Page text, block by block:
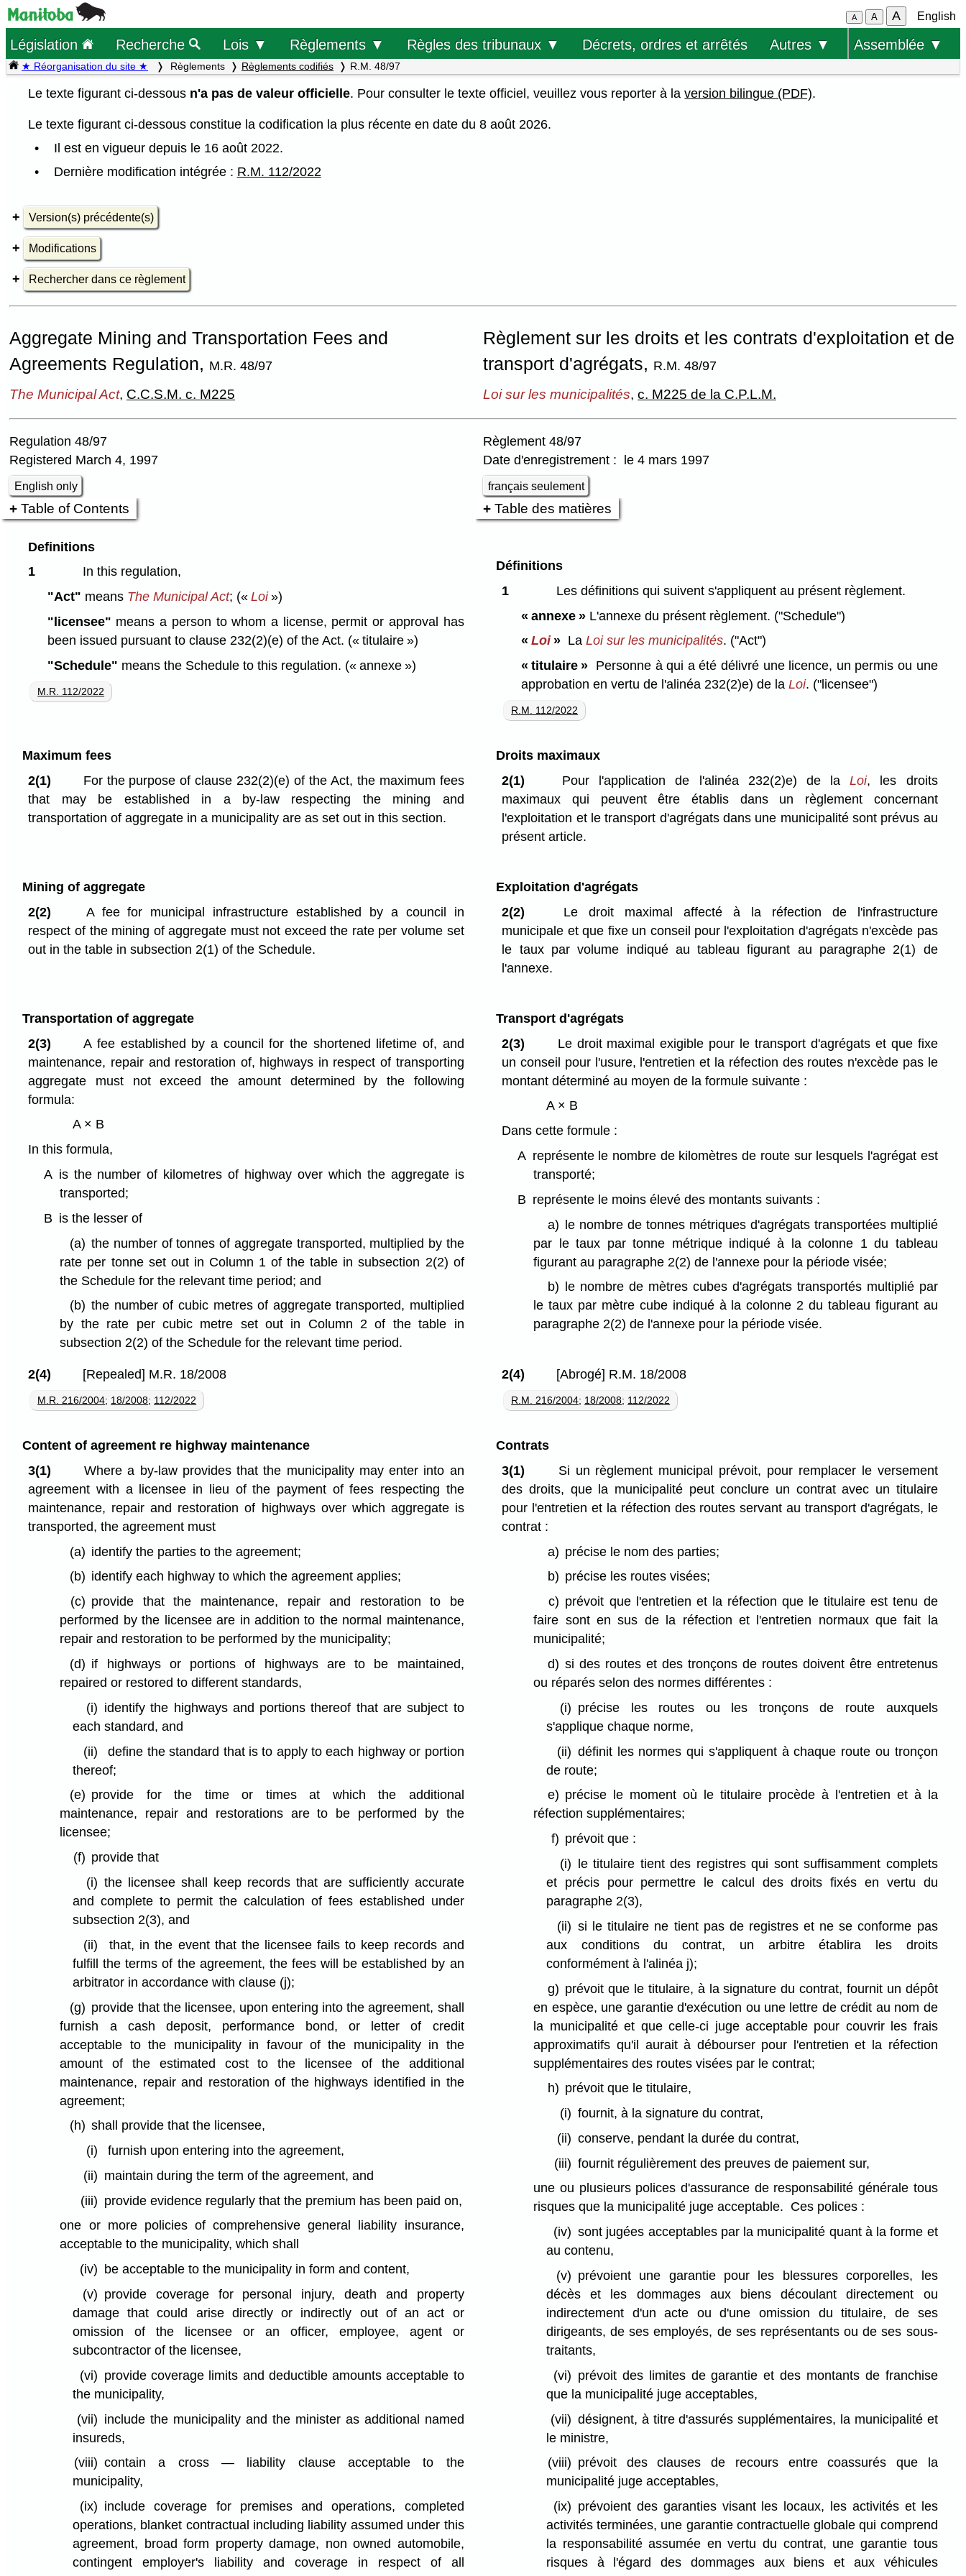
A A A English
Législation Recherche Lois ▼ Règlements ▼ Règles des tribunaux ▼ Décrets, ordres et arrêtés Autres ▼ Assemblée ▼
★ Réorganisation du site ★ Règlements Règlements codifiés R.M. 48/97
Le texte figurant ci-dessous n'a pas de valeur officielle. Pour consulter le texte officiel, veuillez vous reporter à laversion bilingue (PDF).
Le texte figurant ci-dessous constitue la codification la plus récente en date du 8 août 2026.
Il est en vigueur depuis le 16 août 2022.
Dernière modification intégrée : R.M. 112/2022
Version(s) précédente(s)
Modifications
Rechercher dans ce règlement
Aggregate Mining and Transportation Fees and
Agreements Regulation, M.R. 48/97
Règlement sur les droits et les contrats d'exploitation et de
transport d'agrégats, R.M. 48/97
The Municipal Act, C.C.S.M. c. M225 Loi sur les municipalités, c. M225 de la C.P.L.M.
Regulation 48/97
Registered March 4, 1997
English only
Règlement 48/97
Date d'enregistrement : le 4 mars 1997
français seulement
Table of Contents Table des matières
Definitions
1
In this regulation,
"Act" means The Municipal Act; (« Loi»)
"licensee" means a person to whom a license, permit or approval has
been issued pursuant to clause 232(2)⁠(e) of the Act. (« titulaire »)
"Schedule" means the Schedule to this regulation. (« annexe »)
M.R. 112/2022
Définitions
1
Les définitions qui suivent s'appliquent au présent règlement.
« annexe »L'annexe du présent règlement. ("Schedule")
« Loi»La Loi sur les municipalités. ("Act")
« titulaire »Personne à qui a été délivré une licence, un permis ou une
approbation en vertu de l'alinéa 232(2)e) de la Loi. ("licensee")
R.M. 112/2022
Maximum fees
2(1)
For the purpose of clause 232(2)⁠(e) of the Act, the maximum fees
that may be established in a by-law respecting the mining and
transportation of aggregate in a municipality are as set out in this section.
Droits maximaux
2(1)
Pour l'application de l'alinéa 232(2)e) de laLoi, les droits
maximaux qui peuvent être établis dans un règlement concernant
l'exploitation et le transport d'agrégats dans une municipalité sont prévus au
présent article.
Mining of aggregate
2(2)
A fee for municipal infrastructure established by a council in
respect of the mining of aggregate must not exceed the rate per volume set
out in the table in subsection 2(1) of the Schedule.
Exploitation d'agrégats
2(2)
Le droit maximal affecté à la réfection de l'infrastructure
municipale et que fixe un conseil pour l'exploitation d'agrégats n'excède pas
le taux par volume indiqué au tableau figurant au paragraphe 2(1) de
l'annexe.
Transportation of aggregate
2(3)
A fee established by a council for the shortened lifetime of, and
maintenance, repair and restoration of, highways in respect of transporting
aggregate must not exceed the amount determined by the following
formula:
A × B
In this formula,
A is the number of kilometres of highway over which the aggregate is
transported;
B is the lesser of
(a) the number of tonnes of aggregate transported, multiplied by the
rate per tonne set out in Column 1 of the table in subsection 2(2) of
the Schedule for the relevant time period; and
(b) the number of cubic metres of aggregate transported, multiplied
by the rate per cubic metre set out in Column 2 of the table in
subsection 2(2) of the Schedule for the relevant time period.
Transport d'agrégats
2(3)
Le droit maximal exigible pour le transport d'agrégats et que fixe
un conseil pour l'usure, l'entretien et la réfection des routes n'excède pas le
montant déterminé au moyen de la formule suivante :
A × B
Dans cette formule :
A représente le nombre de kilomètres de route sur lesquels l'agrégat est
transporté;
B représente le moins élevé des montants suivants :
a) le nombre de tonnes métriques d'agrégats transportées multiplié
par le taux par tonne métrique indiqué à la colonne 1 du tableau
figurant au paragraphe 2(2) de l'annexe pour la période visée;
b)
le nombre de mètres cubes d'agrégats transportés multiplié par
le taux par mètre cube indiqué à la colonne 2 du tableau figurant au
paragraphe 2(2) de l'annexe pour la période visée.
2(4) [Repealed] M.R. 18/2008
M.R. 216/2004; 18/2008; 112/2022
2(4) [Abrogé] R.M. 18/2008
R.M. 216/2004; 18/2008; 112/2022
Content of agreement re highway maintenance
3(1)
Where a by-law provides that the municipality may enter into an
agreement with a licensee in lieu of the payment of fees respecting the
maintenance, repair and restoration of highways over which aggregate is
transported, the agreement must
(a) identify the parties to the agreement;
(b) identify each highway to which the agreement applies;
(c) provide that the maintenance, repair and restoration to be
performed by the licensee are in addition to the normal maintenance,
repair and restoration to be performed by the municipality;
(d) if highways or portions of highways are to be maintained,
repaired or restored to different standards,
(i) identify the highways and portions thereof that are subject to
each standard, and
(ii)
define the standard that is to apply to each highway or portion
thereof;
(e) provide for the time or times at which the additional
maintenance, repair and restorations are to be performed by the
licensee;
(f) provide that
(i) the licensee shall keep records that are sufficiently accurate
and complete to permit the calculation of fees established under
subsection 2(3), and
(ii)
that, in the event that the licensee fails to keep records and
fulfill the terms of the agreement, the fees will be established by an
arbitrator in accordance with clause (j);
(g) provide that the licensee, upon entering into the agreement, shall
furnish a cash deposit, performance bond, or letter of credit
acceptable to the municipality in favour of the municipality in the
amount of the estimated cost to the licensee of the additional
maintenance, repair and restoration of the highways identified in the
agreement;
(h) shall provide that the licensee,
(i)
furnish upon entering into the agreement,
(ii) maintain during the term of the agreement, and
(iii) provide evidence regularly that the premium has been paid on,
one or more policies of comprehensive general liability insurance,
acceptable to the municipality, which shall
(iv) be acceptable to the municipality in form and content,
(v) provide coverage for personal injury, death and property
damage that could arise directly or indirectly out of an act or
omission of the licensee or an officer, employee, agent or
subcontractor of the licensee,
(vi) provide coverage limits and deductible amounts acceptable to
the municipality,
(vii) include the municipality and the minister as additional named
insureds,
(viii) contain a cross — liability clause acceptable to the
municipality,
(ix) include coverage for premises and operations, completed
operations, blanket contractual including liability assumed under this
agreement, broad form property damage, non owned automobile,
contingent employer's liability and coverage in respect of all
Contrats
3(1)
Si un règlement municipal prévoit, pour remplacer le versement
des droits, que la municipalité peut conclure un contrat avec un titulaire
pour l'entretien et la réfection des routes servant au transport d'agrégats, le
contrat :
a) précise le nom des parties;
b) précise les routes visées;
c) prévoit que l'entretien et la réfection que le titulaire est tenu de
faire sont en sus de la réfection et l'entretien normaux que fait la
municipalité;
d) si des routes et des tronçons de routes doivent être entretenus
ou réparés selon des normes différentes :
(i) précise les routes ou les tronçons de route auxquels
s'applique chaque norme,
(ii) définit les normes qui s'appliquent à chaque route ou tronçon
de route;
e) précise le moment où le titulaire procède à l'entretien et à la
réfection supplémentaires;
f) prévoit que :
(i) le titulaire tient des registres qui sont suffisamment complets
et précis pour permettre le calcul des droits fixés en vertu du
paragraphe 2(3),
(ii) si le titulaire ne tient pas de registres et ne se conforme pas
aux conditions du contrat, un arbitre établira les droits
conformément à l'alinéa j);
g) prévoit que le titulaire, à la signature du contrat, fournit un dépôt
en espèce, une garantie d'exécution ou une lettre de crédit au nom de
la municipalité et que celle-ci juge acceptable pour couvrir les frais
approximatifs qu'il aurait à débourser pour l'entretien et la réfection
supplémentaires des routes visées par le contrat;
h) prévoit que le titulaire,
(i) fournit, à la signature du contrat,
(ii) conserve, pendant la durée du contrat,
(iii) fournit régulièrement des preuves de paiement sur,
une ou plusieurs polices d'assurance de responsabilité générale tous
risques que la municipalité juge acceptable. Ces polices :
(iv) sont jugées acceptables par la municipalité quant à la forme et
au contenu,
(v) prévoient une garantie pour les blessures corporelles, les
décès et les dommages aux biens découlant directement ou
indirectement d'un acte ou d'une omission du titulaire, de ses
dirigeants, de ses employés, de ses représentants ou de ses sous-
traitants,
(vi) prévoit des limites de garantie et des montants de franchise
que la municipalité juge acceptables,
(vii) désignent, à titre d'assurés supplémentaires, la municipalité et
le ministre,
(viii) prévoit des clauses de recours entre coassurés que la
municipalité juge acceptables,
(ix) prévoient des garanties visant les locaux, les activités et les
activités terminées, une garantie contractuelle globale qui comprend
la responsabilité assumée en vertu du contrat, une garantie tous
risques à l'égard des dommages aux biens et aux véhicules